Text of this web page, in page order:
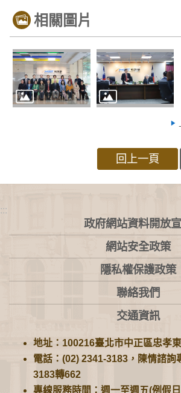
相關圖片
回上一頁
:::
政府網站資料開放
網站安全政策
隱私權保護政策
聯絡我們
交通資訊
地址：100216臺北市中正區忠孝
電話：(02) 2341-3183，陳情諮詢
3183轉662
專線服務時間：週一至週五(例假